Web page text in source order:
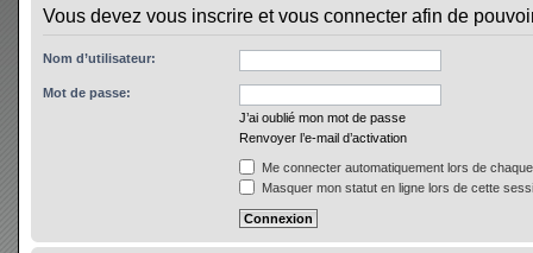
Vous devez vous inscrire et vous connecter afin de
Nom d’utilisateur:
Mot de passe:
J’ai oublié mon mot de passe
Renvoyer l’e-mail d’activation
Me connecter automatiquement lors de
Masquer mon statut en ligne lors de cette